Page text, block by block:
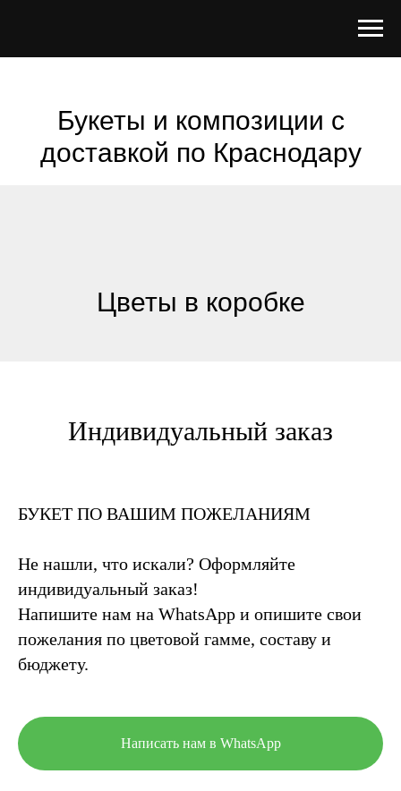
Букеты и композиции с
доставкой по Краснодару
Цветы в коробке
Индивидуальный заказ
БУКЕТ ПО ВАШИМ ПОЖЕЛАНИЯМ
Не нашли, что искали? Оформляйте
индивидуальный заказ!
Напишите нам на WhatsApp и опишите свои
пожелания по цветовой гамме, составу и
бюджету.
Написать нам в WhatsApp